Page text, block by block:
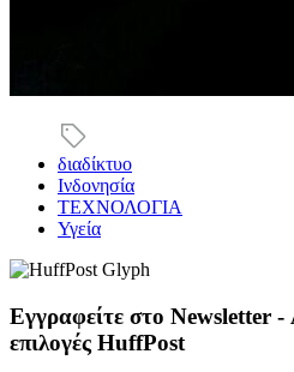
διαδίκτυο
Ινδονησία
ΤΕΧΝΟΛΟΓΙΑ
Υγεία
Εγγραφείτε στο Newsletter -
επιλογές HuffPost